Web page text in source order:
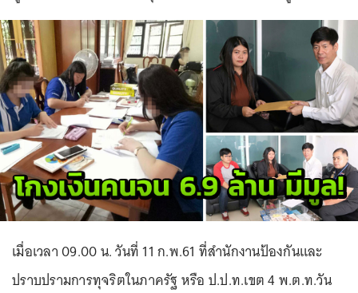
เมื่อเวลา 09.00 น. วันที่ 11 ก.พ.61 ที่สำนักงานป้องกันและ
ปราบปรามการทุจริตในภาครัฐ หรือ ป.ป.ท.เขต 4 พ.ต.ท.วัน